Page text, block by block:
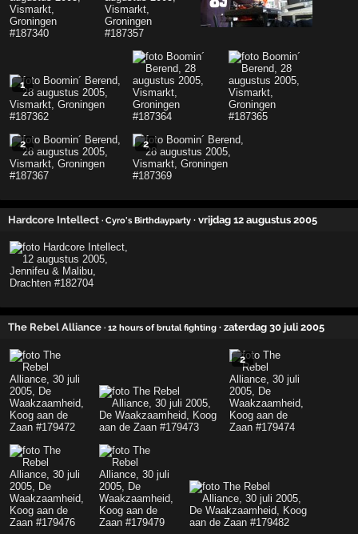
1
2 2
Hardcore Intellect · Cyro's Birthdayparty · vrijdag 12 augustus 2005
The Rebel Alliance · 12 hours of brutal fighting · zaterdag 30 juli 2005
2